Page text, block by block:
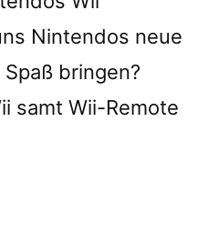
Nintendos neue
bringen?
samt Wii-Remote